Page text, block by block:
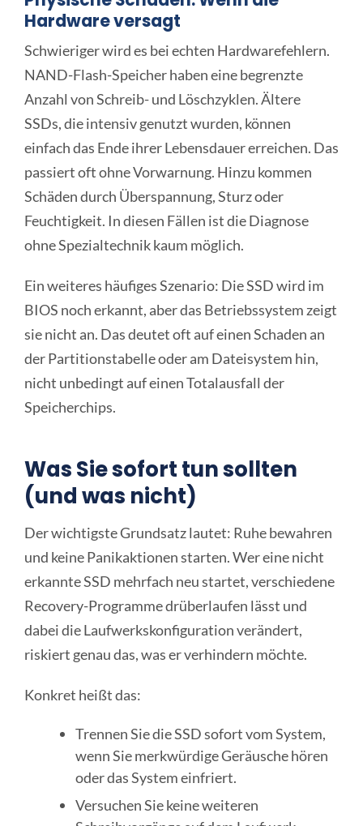
Hardware versagt
Schwieriger wird es bei echten Hardwarefehlern.
NAND-Flash-Speicher haben eine begrenzte
Anzahl von Schreib- und Löschzyklen. Ältere
SSDs, die intensiv genutzt wurden, können
einfach das Ende ihrer Lebensdauer erreichen. Das
passiert oft ohne Vorwarnung. Hinzu kommen
Schäden durch Überspannung, Sturz oder
Feuchtigkeit. In diesen Fällen ist die Diagnose
ohne Spezialtechnik kaum möglich.
Ein weiteres häufiges Szenario: Die SSD wird im
BIOS noch erkannt, aber das Betriebssystem zeigt
sie nicht an. Das deutet oft auf einen Schaden an
der Partitionstabelle oder am Dateisystem hin,
nicht unbedingt auf einen Totalausfall der
Speicherchips.
Was Sie sofort tun sollten
(und was nicht)
Der wichtigste Grundsatz lautet: Ruhe bewahren
und keine Panikaktionen starten. Wer eine nicht
erkannte SSD mehrfach neu startet, verschiedene
Recovery-Programme drüberlaufen lässt und
dabei die Laufwerkskonfiguration verändert,
riskiert genau das, was er verhindern möchte.
Konkret heißt das:
Trennen Sie die SSD sofort vom System,
wenn Sie merkwürdige Geräusche hören
oder das System einfriert.
Versuchen Sie keine weiteren